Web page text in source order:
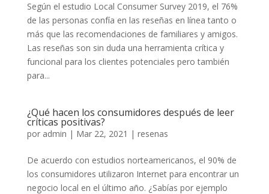
Según el estudio Local Consumer Survey 2019, el 76%
de las personas confía en las reseñas en línea tanto o
más que las recomendaciones de familiares y amigos.
Las reseñas son sin duda una herramienta crítica y
funcional para los clientes potenciales pero también
para...
¿Qué hacen los consumidores después de leer
críticas positivas?
por admin | Mar 22, 2021 | resenas
De acuerdo con estudios norteamericanos, el 90% de
los consumidores utilizaron Internet para encontrar un
negocio local en el último año. ¿Sabías por ejemplo